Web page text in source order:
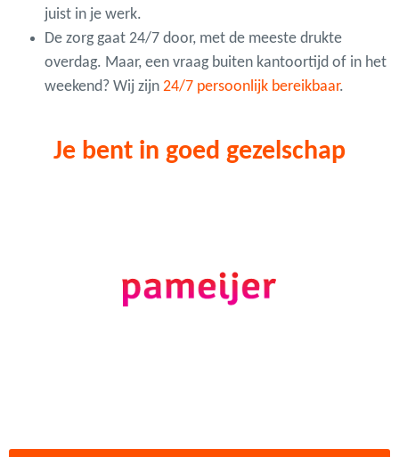
juist in je werk.
De zorg gaat 24/7 door, met de meeste drukte
overdag. Maar, een vraag buiten kantoortijd of in het
weekend? Wij zijn 24/7 persoonlijk bereikbaar.
Je bent in goed gezelschap